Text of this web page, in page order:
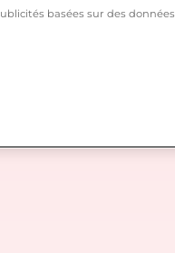
basées sur des données